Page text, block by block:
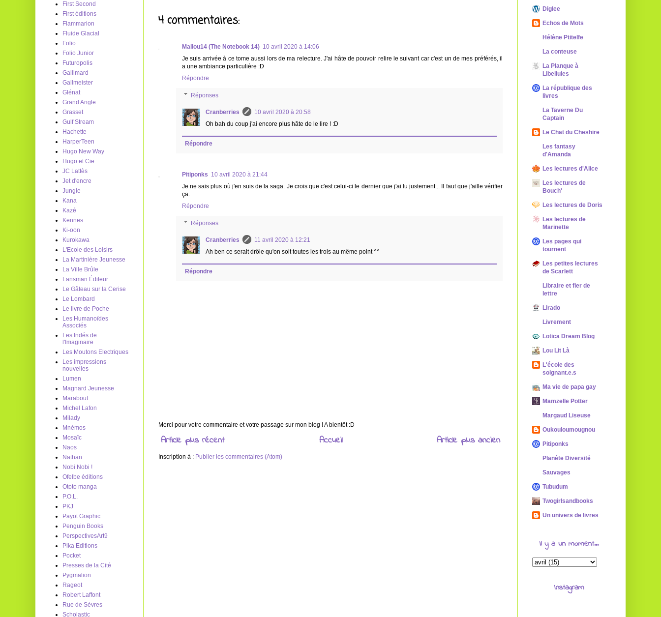
4 commentaires:
Mallou14 (The Notebook 14) 10 avril 2020 à 14:06
Je suis arrivée à ce tome aussi lors de ma relecture. J'ai hâte de pouvoir relire le suivant car c'est un de mes préférés, il
a une ambiance particulière :D
Répondre
Réponses
Cranberries
10 avril 2020 à 20:58
Oh bah du coup j'ai encore plus hâte de le lire ! :D
Répondre
Pitiponks 10 avril 2020 à 21:44
Je ne sais plus où j'en suis de la saga. Je crois que c'est celui-ci le dernier que j'ai lu justement... Il faut que j'aille vérifier
ça.
Répondre
Réponses
Cranberries
11 avril 2020 à 12:21
Ah ben ce serait drôle qu'on soit toutes les trois au même point ^^
Répondre
Merci pour votre commentaire et votre passage sur mon blog ! A bientôt :D
Article plus récent Article plus ancien
Accueil
Inscription à : Publier les commentaires (Atom)
First Second
First éditions
Flammarion
Fluide Glacial
Folio
Folio Junior
Futuropolis
Gallimard
Gallmeister
Glénat
Grand Angle
Grasset
Gulf Stream
Hachette
HarperTeen
Hugo New Way
Hugo et Cie
JC Lattès
Jet d'encre
Jungle
Kana
Kazé
Kennes
Ki-oon
Kurokawa
L'Ecole des Loisirs
La Martinière Jeunesse
La Ville Brûle
Lansman Éditeur
Le Gâteau sur la Cerise
Le Lombard
Le livre de Poche
Les Humanoïdes
Associés
Les Indés de
l'Imaginaire
Les Moutons Electriques
Les impressions
nouvelles
Lumen
Magnard Jeunesse
Marabout
Michel Lafon
Milady
Mnémos
Mosaïc
Naos
Nathan
Nobi Nobi !
Ofelbe éditions
Ototo manga
P.O.L.
PKJ
Payot Graphic
Penguin Books
PerspectivesArt9
Pika Editions
Pocket
Presses de la Cité
Pygmalion
Rageot
Robert Laffont
Rue de Sèvres
Scholastic
Diglee
Echos de Mots
Hélène Ptitelfe
La conteuse
La Planque à
Libellules
La république des
livres
La Taverne Du
Captain
Le Chat du Cheshire
Les fantasy
d'Amanda
Les lectures d'Alice
Les lectures de
Bouch'
Les lectures de Doris
Les lectures de
Marinette
Les pages qui
tournent
Les petites lectures
de Scarlett
Libraire et fier de
lettre
Lirado
Livrement
Lotica Dream Blog
Lou Lit Là
L'école des
soignant.e.s
Ma vie de papa gay
Mamzelle Potter
Margaud Liseuse
Oukouloumougnou
Pitiponks
Planète Diversité
Sauvages
Tubudum
Twogirlsandbooks
Un univers de livres
Il y a un moment...
Instagram